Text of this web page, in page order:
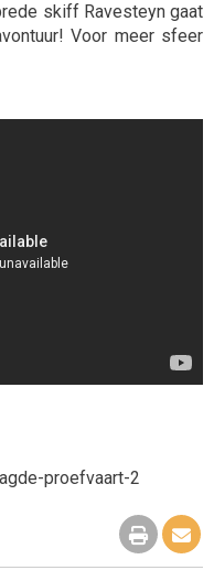
skiff Ravesteyn gaat
Voor meer sfeer